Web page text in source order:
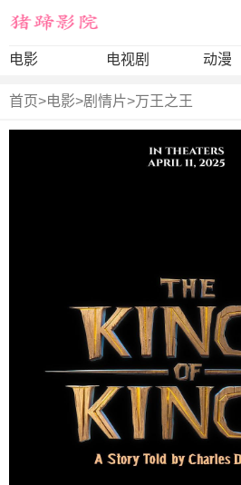
电影 电视剧 动漫
首页>电影>剧情片>万王之王